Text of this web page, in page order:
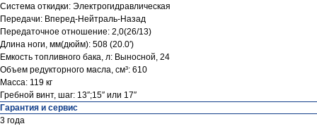
Система откидки: Электрогидравлическая
Передачи: Вперед-Нейтраль-Назад
Передаточное отношение: 2,0(26/13)
Длина ноги, мм(дюйм): 508 (20.0′)
Емкость топливного бака, л: Выносной, 24
Объем редукторного масла, см³: 610
Масса: 119 кг
Гребной винт, шаг: 13″;15″ или 17″
Гарантия и сервис
3 года